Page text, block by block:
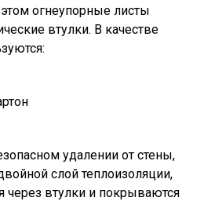
огнеупорные листы
втулки. В качестве
удалении от стены,
слой теплоизоляции,
через втулки и покрываются